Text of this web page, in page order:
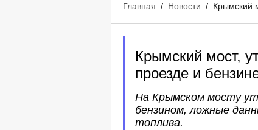
Главная / Новости / Крымский
Крымский мост,
проезде и
На Крымском мосту
бензином, ложные
топлива.